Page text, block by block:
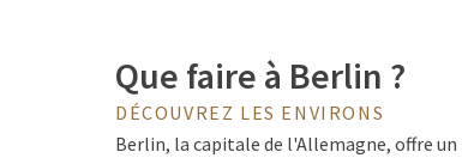
Que faire à Berlin ?
DÉCOUVREZ LES ENVIRONS
Berlin, la capitale de l'Allemagne, offre